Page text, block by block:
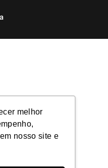
melhor
nosso site e